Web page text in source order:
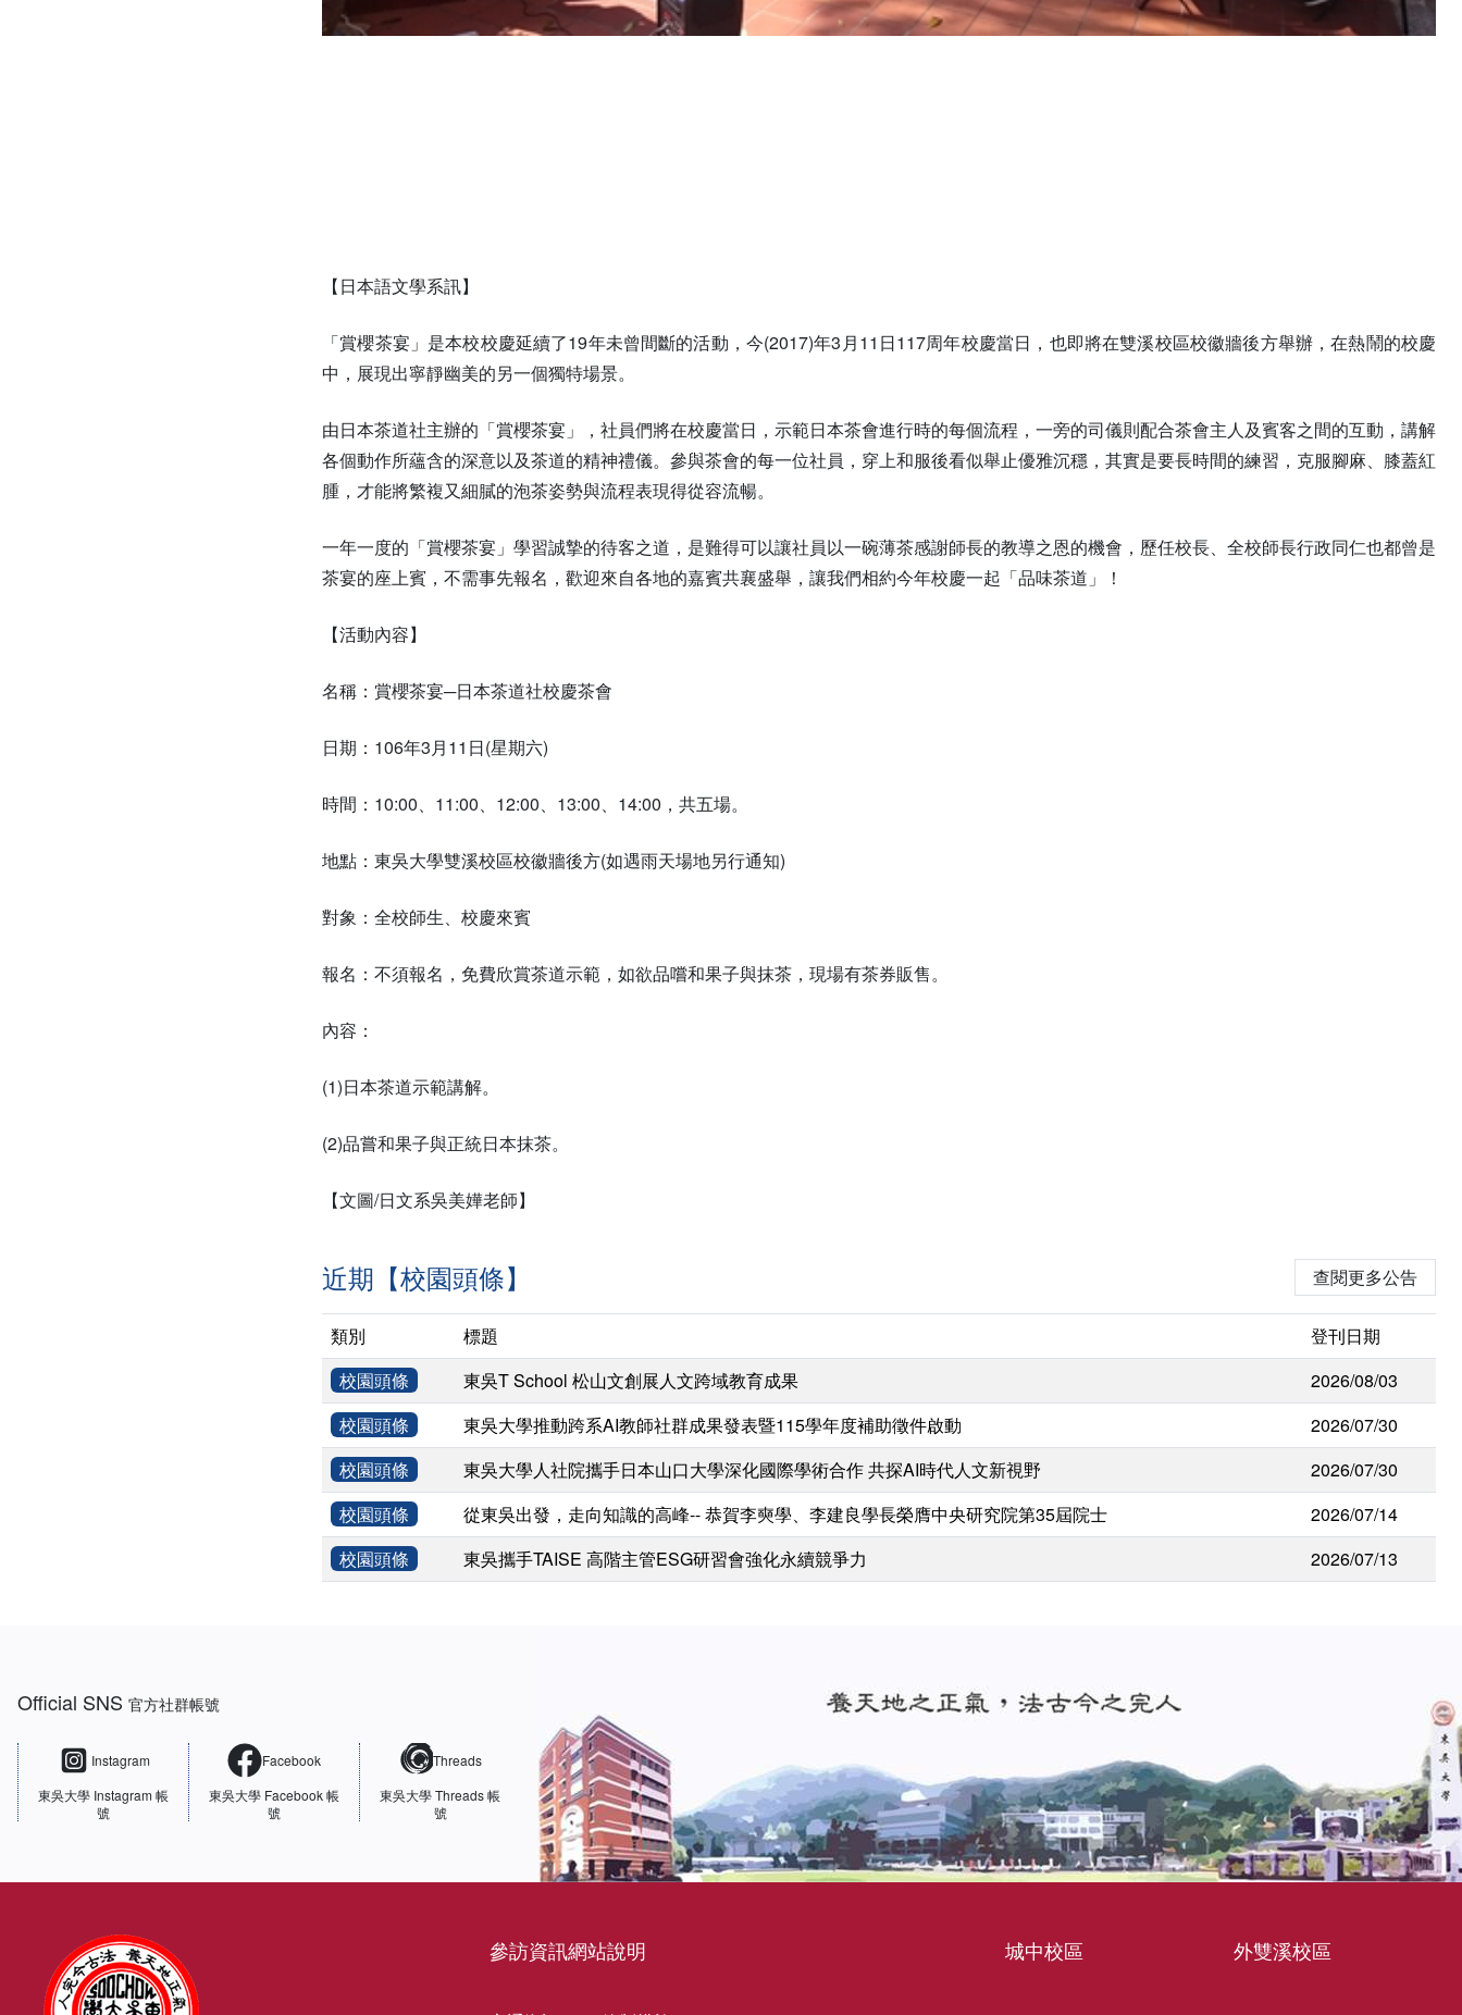
【日本語文學系訊】
「賞櫻茶宴」是本校校慶延續了19年未曾間斷的活動，今(2017)年3月11日117周年校慶當日，也即將在雙溪校區校徽牆後方舉辦，在熱鬧的校慶
中，展現出寧靜幽美的另一個獨特場景。
由日本茶道社主辦的「賞櫻茶宴」，社員們將在校慶當日，示範日本茶會進行時的每個流程，一旁的司儀則配合茶會主人及賓客之間的互動，講解
各個動作所蘊含的深意以及茶道的精神禮儀。參與茶會的每一位社員，穿上和服後看似舉止優雅沉穩，其實是要長時間的練習，克服腳麻、膝蓋紅
腫，才能將繁複又細膩的泡茶姿勢與流程表現得從容流暢。
一年一度的「賞櫻茶宴」學習誠摯的待客之道，是難得可以讓社員以一碗薄茶感謝師長的教導之恩的機會，歷任校長、全校師長行政同仁也都曾是
茶宴的座上賓，不需事先報名，歡迎來自各地的嘉賓共襄盛舉，讓我們相約今年校慶一起「品味茶道」！
【活動內容】
名稱：賞櫻茶宴─日本茶道社校慶茶會
日期：106年3月11日(星期六)
時間：10:00、11:00、12:00、13:00、14:00，共五場。
地點：東吳大學雙溪校區校徽牆後方(如遇雨天場地另行通知)
對象：全校師生、校慶來賓
報名：不須報名，免費欣賞茶道示範，如欲品嚐和果子與抹茶，現場有茶券販售。
內容：
(1)日本茶道示範講解。
(2)品嘗和果子與正統日本抹茶。
【文圖/日文系吳美嬅老師】
近期【校園頭條】 查閱更多公告
類別 標題
登刊日期
校園頭條
東吳T School 松山文創展人文跨域教育成果
2026/08/03
校園頭條
東吳大學推動跨系AI教師社群成果發表暨115學年度補助徵件啟動
2026/07/30
校園頭條
東吳大學人社院攜手日本山口大學深化國際學術合作 共探AI時代人文新視野
2026/07/30
校園頭條
從東吳出發，走向知識的高峰-- 恭賀李奭學、李建良學長榮膺中央研究院第35屆院士
2026/07/14
校園頭條
東吳攜手TAISE 高階主管ESG研習會強化永續競爭力 2026/07/13
Official SNS 官方社群帳號
Instagram
東吳大學 Instagram 帳
號
Facebook
東吳大學 Facebook 帳
號
Threads
東吳大學Threads 帳
號
參訪資訊網站說明 城中校區 外雙溪校區